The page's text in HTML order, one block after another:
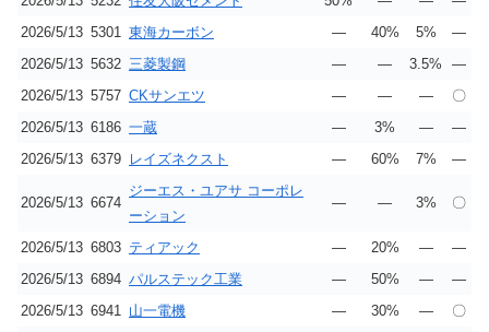
2026/5/13 5301 東海カーボン ― 40% 5%
―
2026/5/13 5632 三菱製鋼 ― ― 3.5%
―
2026/5/13 5757 CKサンエツ ― ― ―
〇
2026/5/13 6186 一蔵 ― 3% ―
―
2026/5/13 6379 レイズネクスト ― 60% 7% ―
2026/5/13 6674
ジーエス・ユアサ コーポレ
ーション
― ― 3% 〇
2026/5/13 6803 ティアック ― 20% ―
―
2026/5/13 6894 パルステック工業 ― 50% ―
―
2026/5/13 6941 山一電機 ― 30% ― 〇